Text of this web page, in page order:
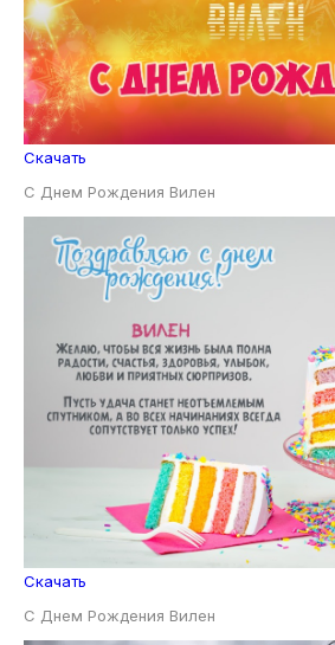
Скачать
С Днем Рождения Вилен
Скачать
С Днем Рождения Вилен